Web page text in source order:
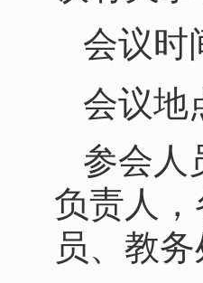
会议时
会议地
参会人
负责人
员、教